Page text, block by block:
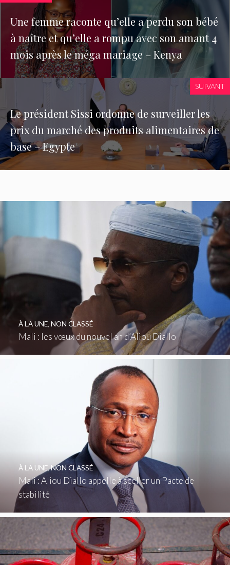
Une femme raconte qu’elle a perdu son bébé
à naître et qu’elle a rompu avec son amant 4
mois après le méga mariage – Kenya
SUIVANT
Le président Sissi ordonne de surveiller les
prix du marché des produits alimentaires de
base – Egypte
Mali : les vœux du nouvel an d’Aliou Diallo
À LA UNE, NON CLASSÉ
Mali : Aliou Diallo appelle à sceller un Pacte de
stabilité
À LA UNE,NON CLASSÉ